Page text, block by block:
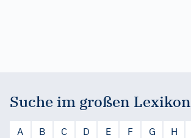
Suche im großen Lexikon
A B C D E F G H